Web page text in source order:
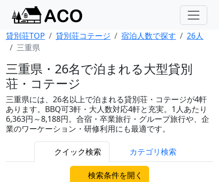
貸別荘TOP 貸別荘コテージ 宿泊人数で探す
26人
三重県
三重県・26名で泊まれる大型貸別
荘・コテージ
三重県には、26名以上で泊まれる貸別荘・コテージが4軒
あります。BBQ可3軒・大人数対応4軒と充実。1人あたり
6,363円～8,188円。合宿・卒業旅行・グループ旅行や、企
業のワーケーション・研修利用にも最適です。
クイック検索 カテゴリ検索
検索条件を開く